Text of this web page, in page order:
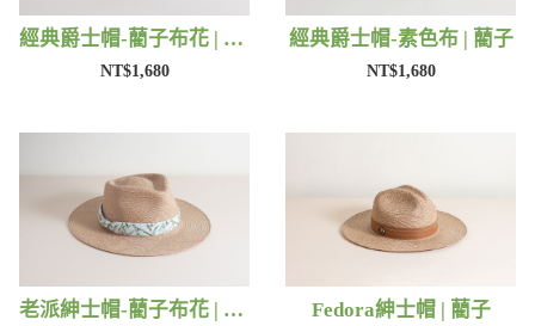
經典爵士帽-藺子布花 | 藺子
NT$1,680
經典爵士帽-素色布 | 藺子
NT$1,680
老派紳士帽-藺子布花 | 藺子 Fedora紳士帽 | 藺子